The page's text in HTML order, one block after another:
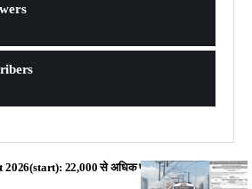
22,000 से अधिक पदों के लिए भर्ती की